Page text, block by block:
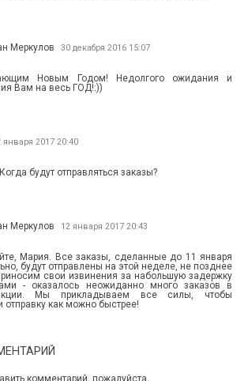
Меркулов 30 декабря 2016 15:07
Новым Годом! Недолгого ожидания и
Вам на весь ГОД!:))
января 2017 20:40
будут отправляться заказы?
Меркулов 12 января 2017 20:43
Мария. Все заказы, сделанные до 11 января
будут отправлены на этой неделе, не позднее
свои извинения за набольшую задержку
- оказалось неожиданно много заказов в
Мы прикладываем все силы, чтобы
отправку как можно быстрее!
комментарий, пожалуйста,